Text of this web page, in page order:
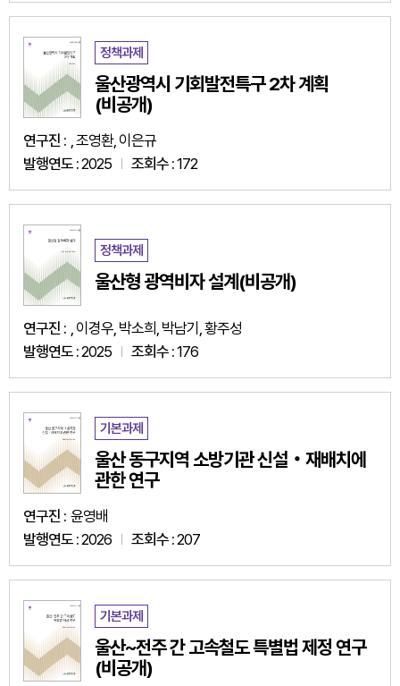
정책과제
울산광역시 기회발전특구 2차 계획
(비공개)
연구진 : , 조영환, 이은규
발행연도 :2025 조회수 :172
정책과제
울산형 광역비자 설계(비공개)
연구진 : , 이경우, 박소희, 박남기, 황주성
발행연도 :2025 조회수 :176
기본과제
울산 동구지역 소방기관 신설‧재배치에
관한 연구
연구진 : 윤영배
발행연도 :2026 조회수 :207
기본과제
울산~전주 간 고속철도 특별법 제정 연구
(비공개)